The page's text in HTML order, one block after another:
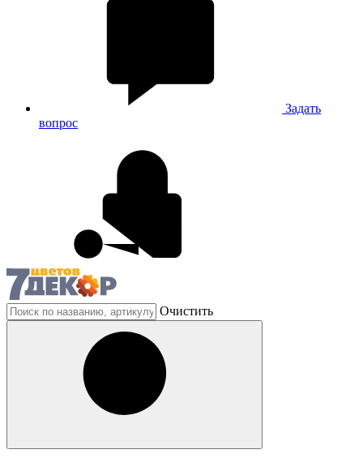
Задать
вопрос
Очистить